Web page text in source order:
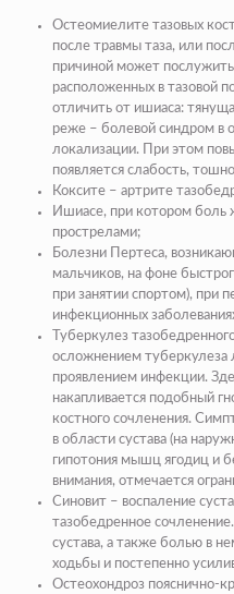
Остеомиелите тазовых
после травмы таза, или
причиной может послужить
расположенных в тазовой
отличить от ишиаса:
реже – болевой синдром в
локализации. При этом
появляется слабость,
Коксите – артрите
Ишиасе, при котором боль
прострелами;
Болезни Пертеса,
мальчиков, на фоне
при занятии спортом), при
инфекционных
Туберкулез
осложнением туберкулеза
проявлением инфекции.
накапливается подобный
костного сочленения.
в области сустава (на
гипотония мышц ягодиц и
внимания, отмечается
Синовит – воспаление
тазобедренное
сустава, а также болью в
ходьбы и постепенно
Остеохондроз пояснично-